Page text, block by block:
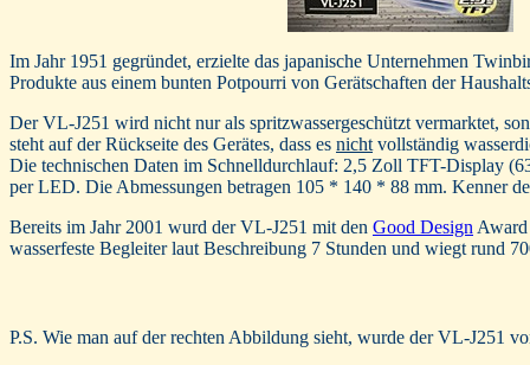
Im Jahr 1951 gegründet, erzielte das japanische Unternehmen
Produkte aus einem bunten Potpourri von Gerätschaften der
Der VL-J251 wird nicht nur als spritzwassergeschützt vermarktet,
steht auf der Rückseite des Gerätes, dass es nicht vollständig
Die technischen Daten im Schnelldurchlauf: 2,5 Zoll TFT-Display
per LED. Die Abmessungen betragen 105 * 140 * 88 mm. Kenner
Bereits im Jahr 2001 wurd der VL-J251 mit den Good Design
wasserfeste Begleiter laut Beschreibung 7 Stunden und wiegt rund
P.S. Wie man auf der rechten Abbildung sieht, wurde der VL-J251